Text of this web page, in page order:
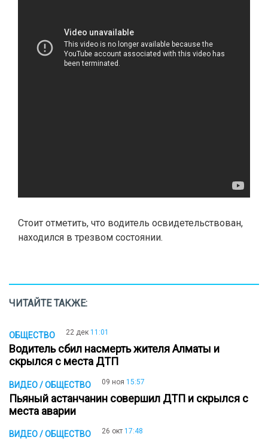
Стоит отметить, что водитель освидетельствован,
находился в трезвом состоянии.
ЧИТАЙТЕ ТАКЖЕ:
ОБЩЕСТВО 22 дек 11:01
Водитель сбил насмерть жителя Алматы и
скрылся с места ДТП
ВИДЕО / ОБЩЕСТВО 09 ноя 15:57
Пьяный астанчанин совершил ДТП и скрылся с
места аварии
ВИДЕО / ОБЩЕСТВО 26 окт 17:48